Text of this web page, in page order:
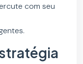
com seu